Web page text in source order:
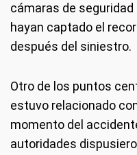
cámaras de
hayan captado el
después del siniestro.
Otro de los puntos
estuvo relacionado
momento del
autoridades